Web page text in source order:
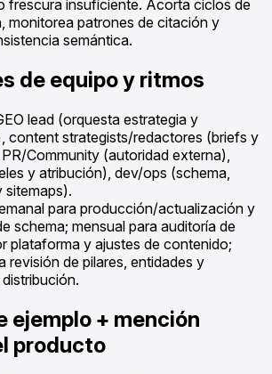
frescura insuficiente. Acorta ciclos de
monitorea patrones de citación y
semántica.
de equipo y ritmos
lead (orquesta estrategia y
content strategists/redactores (briefs y
Community (autoridad externa),
y atribución), dev/ops (schema,
sitemaps).
para producción/actualización y
schema; mensual para auditoría de
plataforma y ajustes de contenido;
revisión de pilares, entidades y
ejemplo + mención
producto